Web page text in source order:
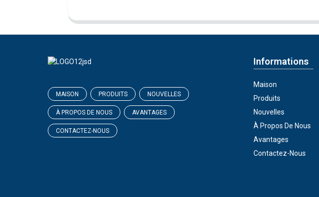
MAISON PRODUITS NOUVELLES
À PROPOS DE NOUS AVANTAGES
CONTACTEZ-NOUS
Informations
Maison
Produits
Nouvelles
À Propos De Nous
Avantages
Contactez-Nous